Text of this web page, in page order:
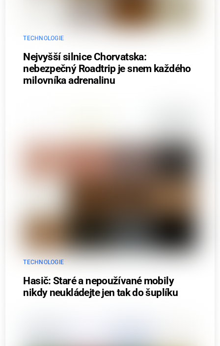
TECHNOLOGIE
Nejvyšší silnice Chorvatska:
nebezpečný Roadtrip je snem každého
milovníka adrenalinu
TECHNOLOGIE
Hasič: Staré a nepoužívané mobily
nikdy neukládejte jen tak do šuplíku